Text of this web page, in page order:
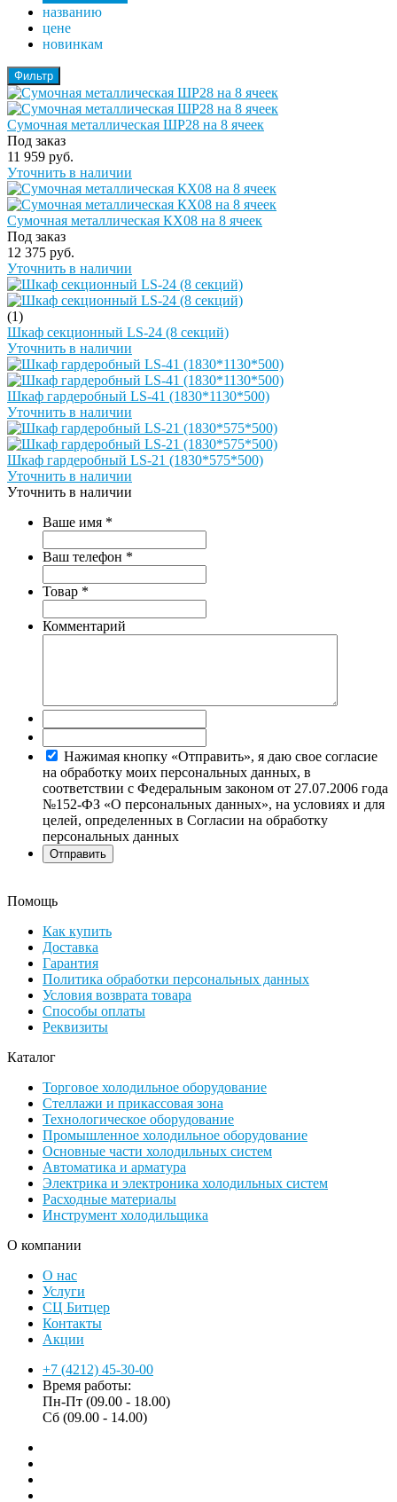
названию
цене
новинкам
Фильтр
Сумочная металлическая ШР28 на 8 ячеек
Под заказ
11 959 руб.
Уточнить в наличии
Сумочная металлическая КХ08 на 8 ячеек
Под заказ
12 375 руб.
Уточнить в наличии
(1)
Шкаф секционный LS-24 (8 секций)
Уточнить в наличии
Шкаф гардеробный LS-41 (1830*1130*500)
Уточнить в наличии
Шкаф гардеробный LS-21 (1830*575*500)
Уточнить в наличии
Уточнить в наличии
Ваше имя *
Ваш телефон *
Товар *
Комментарий
Нажимая кнопку «Отправить», я даю свое согласие
на обработку моих персональных данных, в
соответствии с Федеральным законом от 27.07.2006 года
№152-ФЗ «О персональных данных», на условиях и для
целей, определенных в Согласии на обработку
персональных данных
Помощь
Как купить
Доставка
Гарантия
Политика обработки персональных данных
Условия возврата товара
Способы оплаты
Реквизиты
Каталог
Торговое холодильное оборудование
Стеллажи и прикассовая зона
Технологическое оборудование
Промышленное холодильное оборудование
Основные части холодильных систем
Автоматика и арматура
Электрика и электроника холодильных систем
Расходные материалы
Инструмент холодильщика
О компании
О нас
Услуги
СЦ Битцер
Контакты
Акции
+7 (4212) 45-30-00
Время работы:
Пн-Пт (09.00 - 18.00)
Сб (09.00 - 14.00)